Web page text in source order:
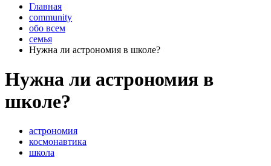
Главная
community
обо всем
семья
Нужна ли астрономия в школе?
Нужна ли астрономия в
школе?
астрономия
космонавтика
школа